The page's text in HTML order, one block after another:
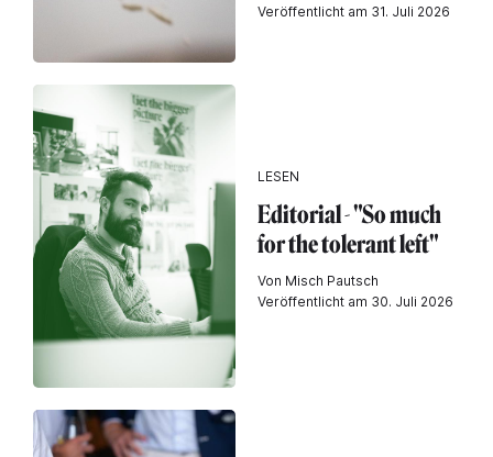
Veröffentlicht am 31. Juli 2026
LESEN
Editorial - "So much
for the tolerant left"
Von Misch Pautsch
Veröffentlicht am 30. Juli 2026